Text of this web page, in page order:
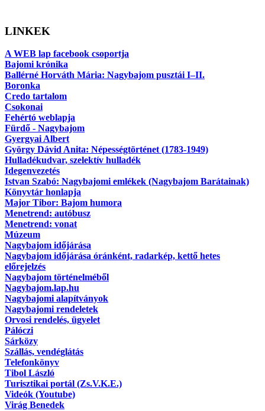
LINKEK
A WEB lap facebook csoportja
Bajomi krónika
Ballérné Horváth Mária: Nagybajom pusztái I–II.
Boronka
Credo tartalom
Csokonai
Fehértó weblapja
Fürdő - Nagybajom
Gyergyai Albert
György Dávid Anita: Népességtörténet (1783-1949)
Hulladékudvar, szelektív hulladék
Idegenvezetés
Istvan Szabó: Nagybajomi emlékek (Nagybajom Barátainak)
Könyvtár honlapja
Major Tibor: Bajom humora
Menetrend: autóbusz
Menetrend: vonat
Múzeum
Nagybajom időjárása
Nagybajom időjárása óránként, radarkép, kettő hetes
előrejelzés
Nagybajom történelméből
Nagybajom.lap.hu
Nagybajomi alapítványok
Nagybajomi rendeletek
Orvosi rendelés, ügyelet
Pálóczi
Sárközy
Szállás, vendéglátás
Telefonkönyv
Tibol László
Turisztikai portál (Zs.V.K.E.)
Videók (Youtube)
Virág Benedek